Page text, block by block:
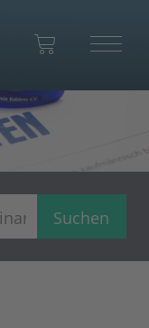
Suchen